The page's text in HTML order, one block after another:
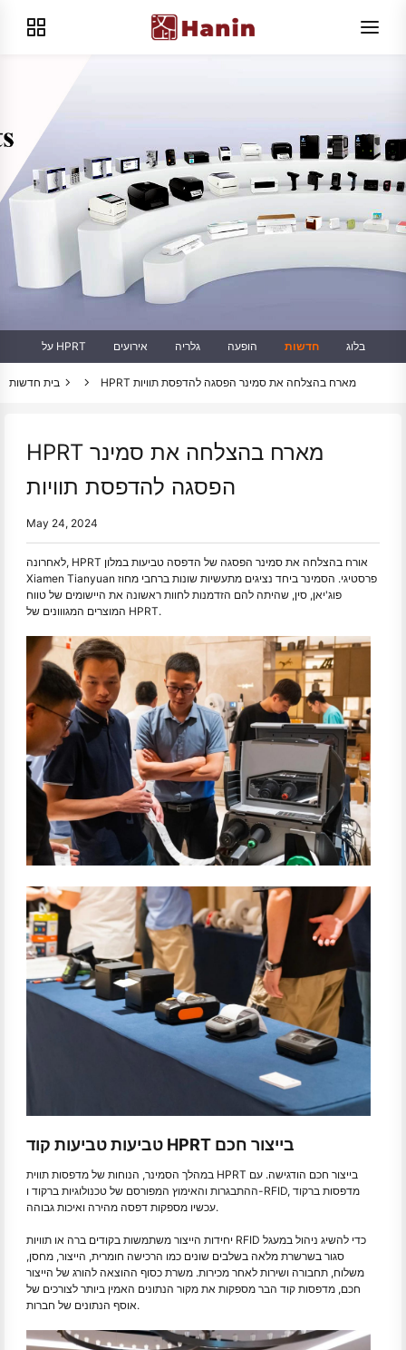
על HPRT אירועים גלריה הופעה חדשות בלוג
בית חדשות HPRT מארח בהצלחה את סמינר הפסגה להדפסת תוויות
HPRT מארח בהצלחה את סמינר
הפסגה להדפסת תוויות
May 24, 2024
לאחרונה, HPRT אורח בהצלחה את סמינר הפסגה של הדפסה טביעות במלון
Xiamen Tianyuan פרסטיגי. הסמינר ביחד נציגים מתעשיות שונות ברחבי מחוז
פוג'יאן, סין, שהיתה להם הזדמנות לחוות ראשונה את היישומים של טווח
המוצרים המגווונים של HPRT.
טביעות טביעות קוד HPRT בייצור חכם
במהלך הסמינר, הנוחות של מדפסות תווית HPRT בייצור חכם הודגישה. עם
ההתבגרות והאימוץ המפורסם של טכנולוגיות ברקוד ו-RFID, מדפסות ברקוד
עכשיו מספקות דפסה מהירה ואיכות גבוהה.
יחידות הייצור משתמשות בקודים ברה או תוויות RFID כדי להשיג ניהול במעגל
סגור בשרשרת מלאה בשלבים שונים כמו הרכישה חומרית, הייצור, מחסן,
משלוח, תחבורה ושירות לאחר מכירות. משרת כסוף ההוצאה להורג של הייצור
חכם, מדפסות קוד הבר מספקות את מקור הנתונים האמין ביותר לצורכים של
אוסף הנתונים של חברות.